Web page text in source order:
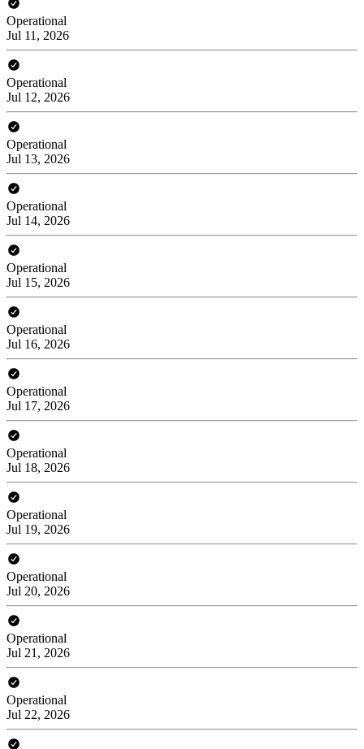
Operational
Jul 11, 2026
Operational
Jul 12, 2026
Operational
Jul 13, 2026
Operational
Jul 14, 2026
Operational
Jul 15, 2026
Operational
Jul 16, 2026
Operational
Jul 17, 2026
Operational
Jul 18, 2026
Operational
Jul 19, 2026
Operational
Jul 20, 2026
Operational
Jul 21, 2026
Operational
Jul 22, 2026